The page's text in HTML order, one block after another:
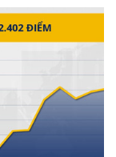
Mỹ - Trung, thị
lực chính kéo